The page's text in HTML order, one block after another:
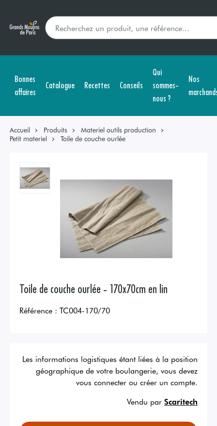
Bonnes
affaires
Catalogue Recettes Conseils
Qui
sommes-
nous ?
Nos
Accueil Produits
Materiel outils production
Petit materiel
Toile de couche ourlée
Toile de couche ourlée - 170x70cm en lin
Référence : TC004-170/70
Les informations logistiques étant liées à la position
géographique de votre boulangerie, vous devez
vous connecter ou créer un compte.
Vendu par Scaritech